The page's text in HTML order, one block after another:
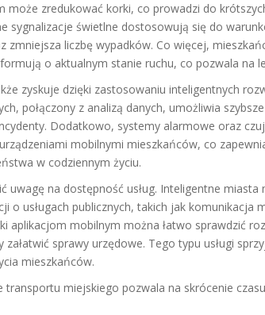
może zredukować korki, co prowadzi do
sygnalizacje świetlne dostosowują się do
zmniejsza liczbę wypadków. Co więcej,
o aktualnym stanie ruchu, co pozwala na
zyskuje dzięki zastosowaniu inteligentnych
połączony z analizą danych, umożliwia
Dodatkowo, systemy alarmowe oraz
mobilnymi mieszkańców, co
w codziennym życiu.
uwagę na dostępność usług. Inteligentne
o usługach publicznych, takich jak komunikacja
aplikacjom mobilnym można łatwo sprawdzić
załatwić sprawy urzędowe. Tego typu usługi
mieszkańców.
transportu miejskiego pozwala na skrócenie